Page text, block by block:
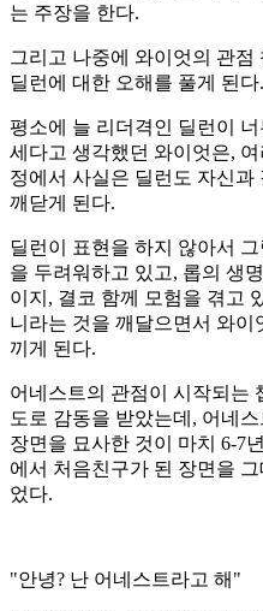
는 주장을 한다.
그리고 나중에 와이엇의 관
딜런에 대한 오해를 풀게 된다.
평소에 늘 리더격인 딜런이
세다고 생각했던 와이엇은,
정에서 사실은 딜런도 자신
깨닫게 된다.
딜런이 표현을 하지 않아서
을 두려워하고 있고, 롭의 생
이지, 결코 함께 모험을 겪고
니라는 것을 깨달으면서 와이
끼게 된다.
어네스트의 관점이 시작되는
도로 감동을 받았는데, 어네
장면을 묘사한 것이 마치 6-7
에서 처음친구가 된 장면을
었다.
"안녕? 난 어네스트라고 해"